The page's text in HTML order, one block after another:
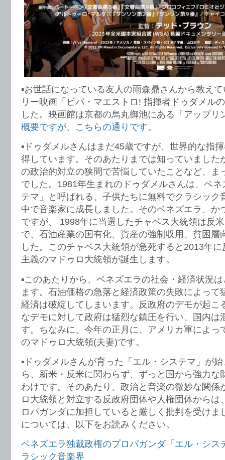
▪️お世話になっている友人の雨森鼎さんから教え
リー映画「ビバ・マエストロ! 指揮者ドゥダメル
した。映画館は京都の烏丸御池にある「アップリ
概要ですが、こちらの通りです。
▪️ドゥダメルさんはまだ45歳ですが、世界的な指
得しています。そのあたりまでは知っていました
の政治的対立の狭間で苦悩していたことなど、ま
でした。1981年生まれのドゥダメルさんは、ベ
テマ」と呼ばれる、子供たちに無料でクラシック
中で音楽家に成長しました。そのベネズエラ、か
ですが、 1998年に当選したチャベス大統領は反
で、石油産業の国有化、資産の強制収用、貧困層
した。このチャベス大統領が急死すると2013年
主義のマドゥロ大統領が誕生します。
▪️このあたりから、ベネズエラの社会・経済状況
ます。石油価格の急落と経済政策の失敗によって
経済は破綻してしまいます。反政府のデモが起こ
なデモに対して政府は猛烈な鎮圧を行い、国内は
す。ちなみに、今年の正月に、アメリカ軍によっ
のマドゥロ大統領(夫妻)です。
▪️ドゥダメルさんが育った「エル・システマ」が
ら、新米・反米に関わらず、ずっと国から強力な
わけです。そのあたり、政治と音楽の微妙な関係
ロ大統領と対立する反政府団体や人権団体からは
ロパガンダに加担していると厳しく批判を受けま
については、以下をお読みください。
ベネズエラ独裁政権のプロパガンダ「エル・シス
ラシック音楽界